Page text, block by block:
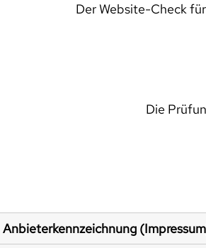
Der Website-Check
Die
Anbieterkennzeichnung